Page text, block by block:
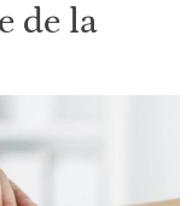
de la